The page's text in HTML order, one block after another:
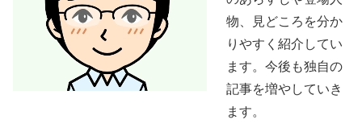
物、見どころを分か
りやすく紹介してい
ます。今後も独自の
記事を増やしていき
ます。